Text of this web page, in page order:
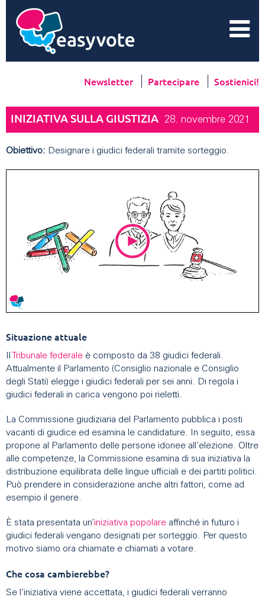
Newsletter Partecipare Sostienici!
INIZIATIVA SULLA GIUSTIZIA 28. novembre 2021
Obiettivo: Designare i giudici federali tramite sorteggio.
Situazione attuale
Tribunale federale è composto da 38 giudici federali.
Attualmente il Parlamento (Consiglio nazionale e Consiglio
degli Stati) elegge i giudici federali per sei anni. Di regola i
giudici federali in carica vengono poi rieletti.
La Commissione giudiziaria del Parlamento pubblica i posti
vacanti di giudice ed esamina le candidature. In seguito, essa
propone al Parlamento delle persone idonee all’elezione. Oltre
alle competenze, la Commissione esamina di sua iniziativa la
distribuzione equilibrata delle lingue ufficiali e dei partiti politici.
Può prendere in considerazione anche altri fattori, come ad
esempio il genere.
È stata presentata un’iniziativa popolare affinché in futuro i
giudici federali vengano designati per sorteggio. Per questo
motivo siamo ora chiamate e chiamati a votare.
Che cosa cambierebbe?
Se l’iniziativa viene accettata, i giudici federali verranno